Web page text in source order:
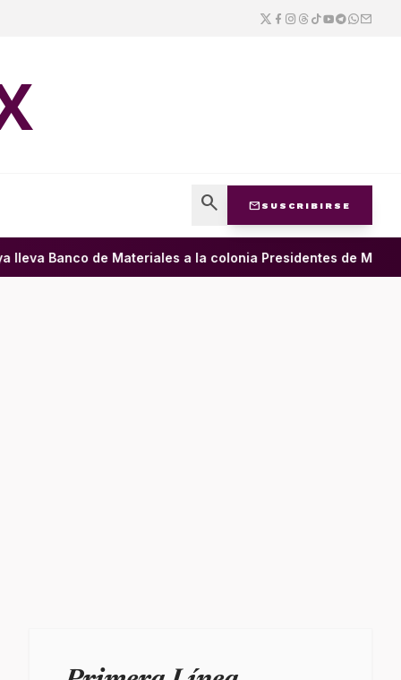
search mail SUSCRIBIRSE
Banco de Materiales a la colonia Presidentes de México •